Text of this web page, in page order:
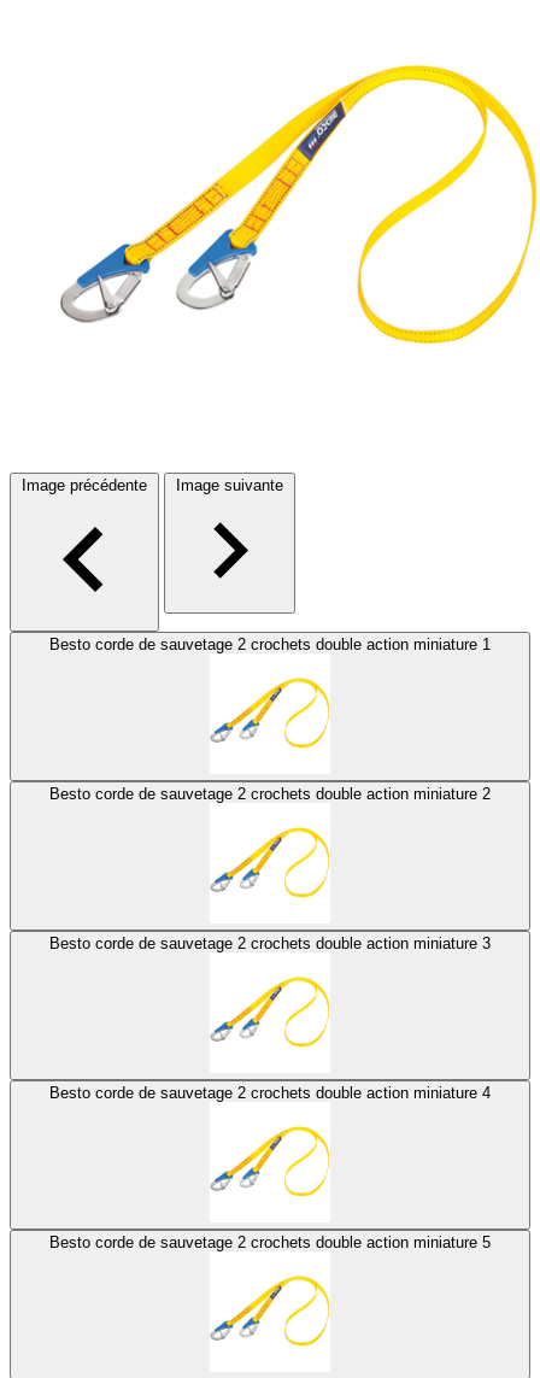
Image précédente Image suivante
Besto corde de sauvetage 2 crochets double action miniature 1
Besto corde de sauvetage 2 crochets double action miniature 2
Besto corde de sauvetage 2 crochets double action miniature 3
Besto corde de sauvetage 2 crochets double action miniature 4
Besto corde de sauvetage 2 crochets double action miniature 5